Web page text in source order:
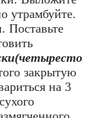
утрамбуйте.
Поставьте
закрытую
на 3